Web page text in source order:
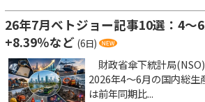
26年7月ベトジョー記事10選：4～
+8.39％など (6日)
財政省傘下統計局(NSO)
2026年4～6月の国内総
は前年同期比...